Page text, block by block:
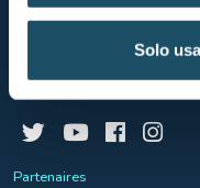
Solo
Système d’information
Partenaires